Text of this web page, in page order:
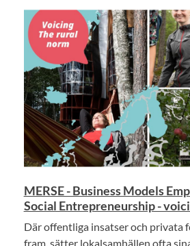
MERSE - Business Models
Social Entrepreneurship -
Där offentliga insatser och privata
fram, sätter lokalsamhällen ofta